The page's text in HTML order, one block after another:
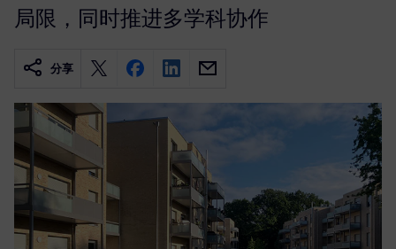
局限，同时推进多学科协作
分享